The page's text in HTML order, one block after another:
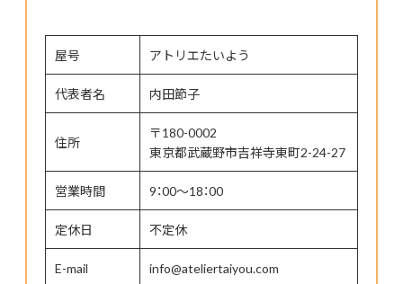
屋号 アトリエたいよう
代表者名 内田節子
住所
〒180-0002
東京都武蔵野市吉祥寺東町2-24-27
営業時間 9：00～18：00
定休日 不定休
E-mail info@ateliertaiyou.com